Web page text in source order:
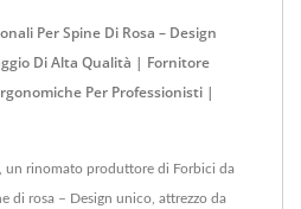
Per Spine Di Rosa – Design
Di Alta Qualità | Fornitore
Per Professionisti |
un rinomato produttore di Forbici da
di rosa – Design unico, attrezzo da